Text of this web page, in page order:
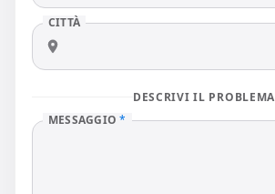
CITTÀ
DESCRIVI IL PROBLEMA
MESSAGGIO*